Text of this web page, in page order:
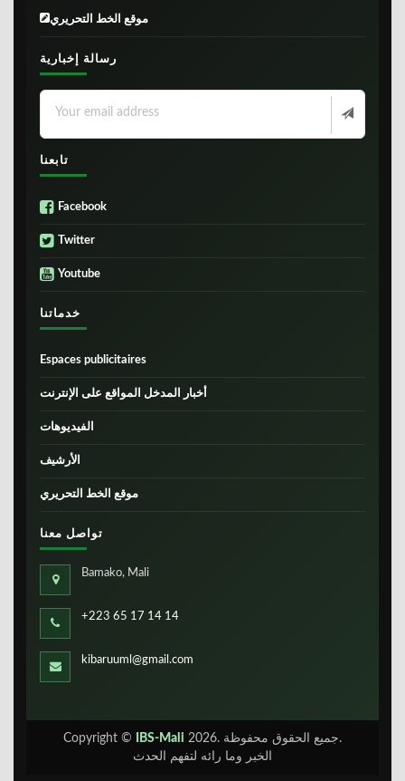
موقع الخط التحريري
رسالة إخبارية
تابعنا
Facebook
Twitter
Youtube
خدماتنا
Espaces publicitaires
أخبار المدخل المواقع على الإنترنت
الفيديوهات
الأرشيف
موقع الخط التحريري
تواصل معنا
Bamako, Mali
+223 65 17 14 14
kibaruuml@gmail.com
Copyright © IBS-Mali
2026. جميع الحقوق محفوظة.
الخبر وما رائه لتفهم الحدث